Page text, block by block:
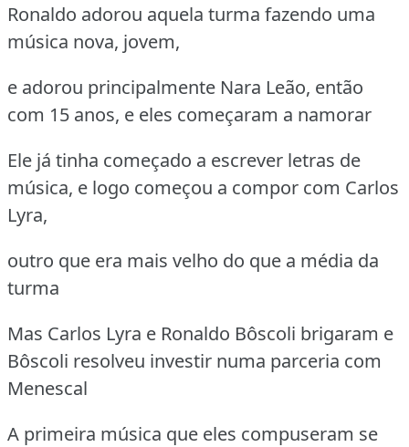
Ronaldo adorou aquela turma fazendo uma
música nova, jovem,
e adorou principalmente Nara Leão, então
com 15 anos, e eles começaram a namorar
Ele já tinha começado a escrever letras de
música, e logo começou a compor com Carlos
Lyra,
outro que era mais velho do que a média da
turma
Mas Carlos Lyra e Ronaldo Bôscoli brigaram e
Bôscoli resolveu investir numa parceria com
Menescal
A primeira música que eles compuseram se